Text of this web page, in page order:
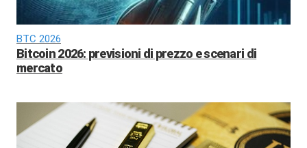
BTC 2026
Bitcoin 2026: previsioni di prezzo e scenari di
mercato